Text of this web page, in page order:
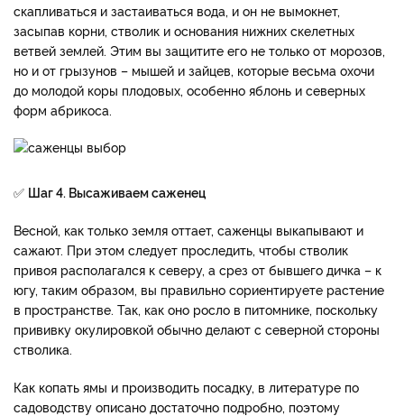
скапливаться и застаиваться вода, и он не вымокнет,
засыпав корни, стволик и основания нижних скелетных
ветвей землей. Этим вы защитите его не только от морозов,
но и от грызунов – мышей и зайцев, которые весьма охочи
до молодой коры плодовых, особенно яблонь и северных
форм абрикоса.
✅ Шаг 4. Высаживаем саженец
Весной, как только земля оттает, саженцы выкапывают и
сажают. При этом следует проследить, чтобы стволик
привоя располагался к северу, а срез от бывшего дичка – к
югу, таким образом, вы правильно сориентируете растение
в пространстве. Так, как оно росло в питомнике, поскольку
прививку окулировкой обычно делают с северной стороны
стволика.
Как копать ямы и производить посадку, в литературе по
садоводству описано достаточно подробно, поэтому